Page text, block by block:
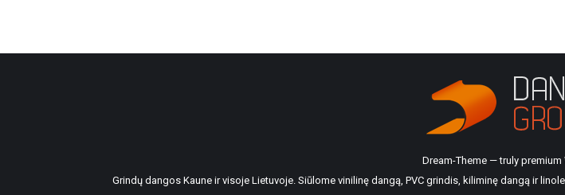
Dream-Theme — truly premium
Grindų dangos Kaune ir visoje Lietuvoje. Siūlome vinilinę dangą, PVC grindis, kiliminę dangą ir